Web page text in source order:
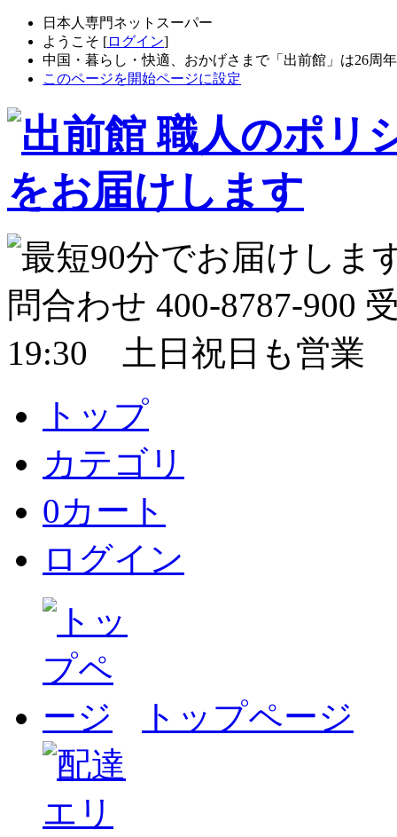
日本人専門ネットスーパー
ようこそ [ログイン]
中国・暮らし・快適、おかげさまで「出前館」は26周
このページを開始ページに設定
トップ
カテゴリ
0カート
ログイン
トップページ